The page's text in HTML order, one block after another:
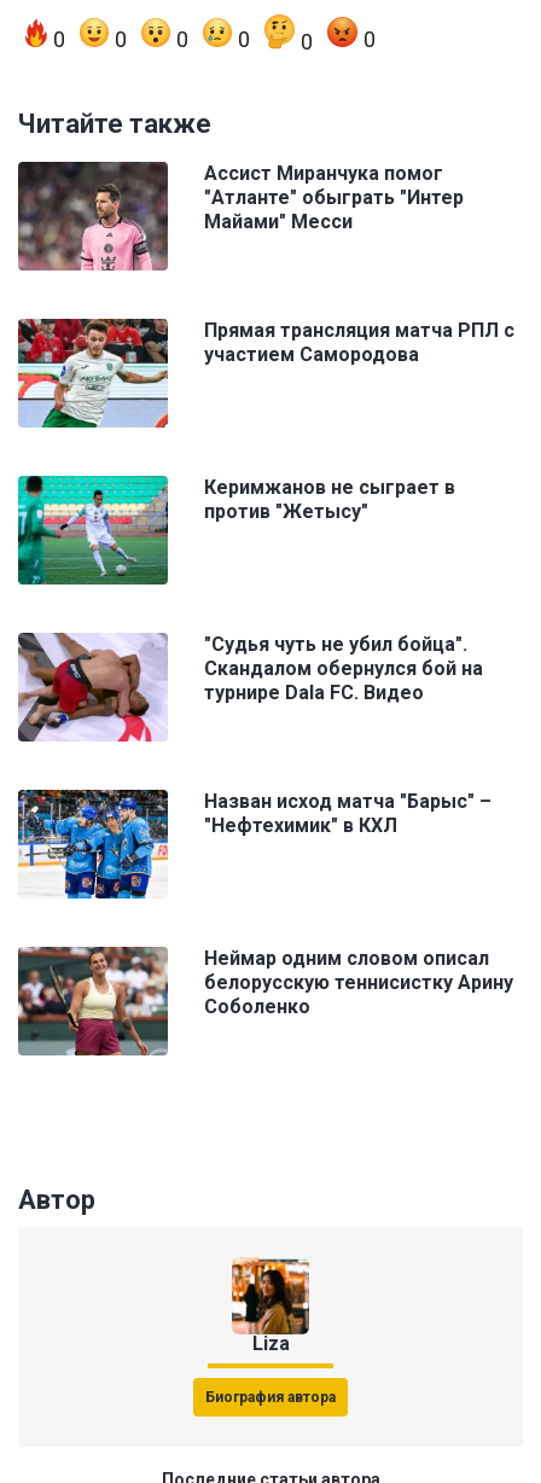
0 0 0 0 0 0
Читайте также
Ассист Миранчука помог
"Атланте" обыграть "Интер
Майами" Месси
Прямая трансляция матча РПЛ с
участием Самородова
Керимжанов не сыграет в
против "Жетысу"
"Судья чуть не убил бойца".
Скандалом обернулся бой на
турнире Dala FC. Видео
Назван исход матча "Барыс" –
"Нефтехимик" в КХЛ
Неймар одним словом описал
белорусскую теннисистку Арину
Соболенко
Автор
Liza
Биография автора